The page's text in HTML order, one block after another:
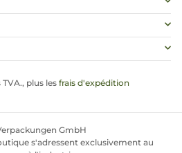
plus les frais d'expédition
GmbH
s'adressent exclusivement au